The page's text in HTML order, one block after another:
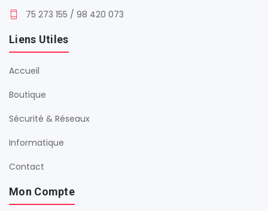
75 273 155 / 98 420 073
Liens Utiles
Accueil
Boutique
Sécurité & Réseaux
Informatique
Contact
Mon Compte